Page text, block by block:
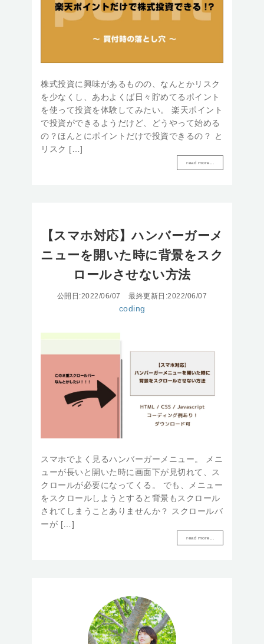
株式投資に興味があるものの、なんとかリスク
を少なくし、あわよくば日々貯めてるポイント
を使って投資を体験してみたい。 楽天ポイント
で投資ができるようだけど、どうやって始める
の？ほんとにポイントだけで投資できるの？ と
リスク […]
read more...
【スマホ対応】ハンバーガーメ
ニューを開いた時に背景をスク
ロールさせない方法
公開日:2022/06/07 最終更新日:2022/06/07
coding
スマホでよく見るハンバーガーメニュー。 メニ
ューが長いと開いた時に画面下が見切れて、ス
クロールが必要になってくる。 でも、メニュー
をスクロールしようとすると背景もスクロール
されてしまうことありませんか？ スクロールバ
ーが […]
read more...